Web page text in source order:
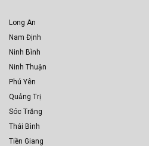
Long An
Nam Định
Ninh Bình
Ninh Thuận
Phú Yên
Quảng Trị
Sóc Trăng
Thái Bình
Tiền Giang